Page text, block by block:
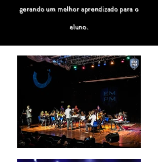
gerando um melhor aprendizado para o
aluno.